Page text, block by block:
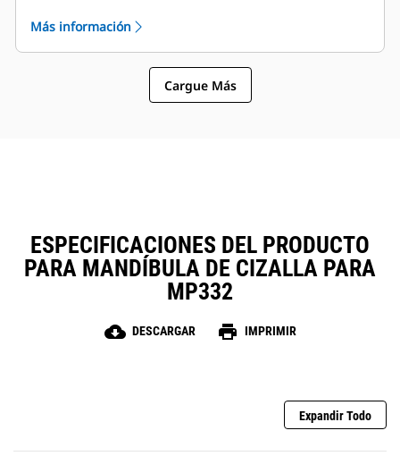
El MP332 es compatible con estos tipos de
mandíbula:
Más información
Cargue Más
ESPECIFICACIONES DEL PRODUCTO
PARA MANDÍBULA DE CIZALLA PARA
MP332
cloud_download DESCARGAR print IMPRIMIR
Expandir Todo